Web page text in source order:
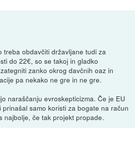
treba obdavčiti državljane tudi za
do 22€, so se takoj in gladko
zanko okrog davčnih oaz in
pa nekako ne gre in ne gre.
naraščanju evroskepticizma. Če je EU
samo koristi za bogate na račun
najbolje, če tak projekt propade.